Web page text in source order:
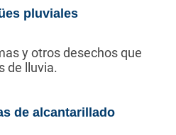
pluviales
y otros desechos que
de lluvia.
de alcantarillado